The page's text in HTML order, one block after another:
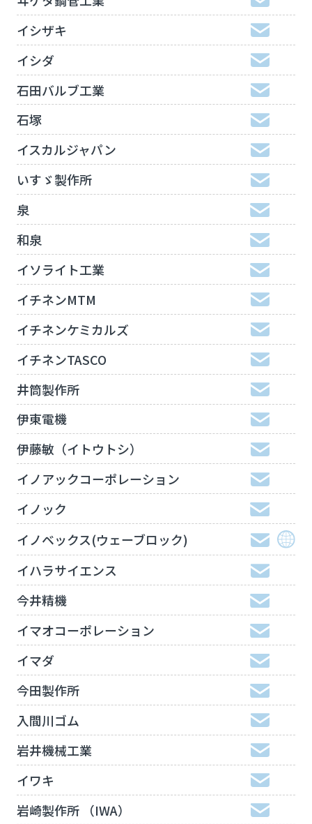
イシザキ
イシダ
石田バルブ工業
石塚
イスカルジャパン
いすゞ製作所
泉
和泉
イソライト工業
イチネンMTM
イチネンケミカルズ
イチネンTASCO
井筒製作所
伊東電機
伊藤敏（イトウトシ）
イノアックコーポレーション
イノック
イノベックス(ウェーブロック)
イハラサイエンス
今井精機
イマオコーポレーション
イマダ
今田製作所
入間川ゴム
岩井機械工業
イワキ
岩崎製作所 （IWA）